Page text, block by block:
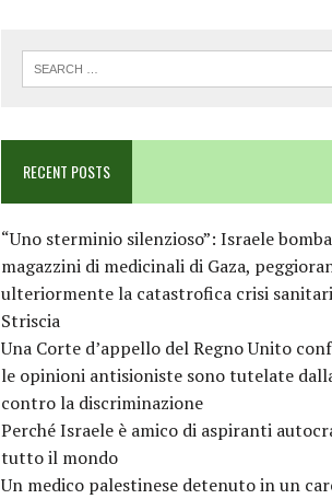
RECENT POSTS
“Uno sterminio silenzioso”: Israele
magazzini di medicinali di Gaza,
ulteriormente la catastrofica crisi
Striscia
Una Corte d’appello del Regno Unito
le opinioni antisioniste sono tutelate
contro la discriminazione
Perché Israele è amico di aspiranti
tutto il mondo
Un medico palestinese detenuto in un